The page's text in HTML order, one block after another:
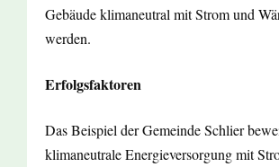
Gebäude klimaneutral mit Strom und
werden.
Erfolgsfaktoren
Das Beispiel der Gemeinde Schlier
klimaneutrale Energieversorgung mit